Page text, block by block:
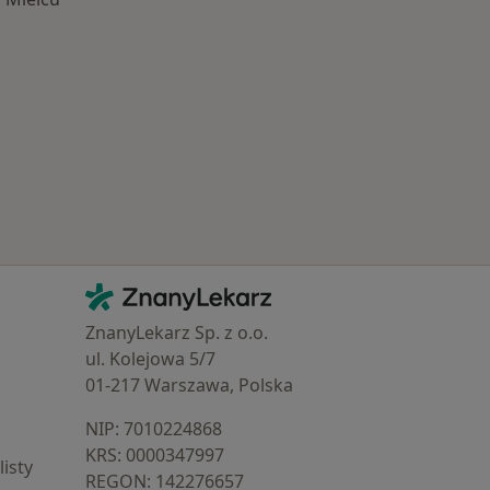
Kontakt
ZnanyLekarz - Strona główna
ZnanyLekarz Sp. z o.o.
ul. Kolejowa 5/7
01-217 Warszawa, Polska
NIP: ⁠7010224868
KRS: ⁠0000347997
REGON: ⁠142276657